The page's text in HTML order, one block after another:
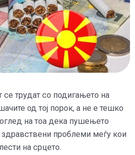
трудат со подигањето на
од тој порок, а не е тешко
на тоа дека пушењето
проблеми меѓу кои
на срцето.